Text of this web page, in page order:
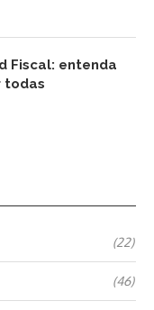
Fiscal: entenda
todas
(22)
(46)